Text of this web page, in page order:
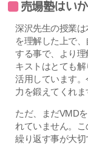
売場塾はい
深沢先生の授業
を理解した上で
する事で、より
キストはとても
活用しています
力を鍛えてくれま
ただ、まだVMD
れていません。こ
繰り返す事が大